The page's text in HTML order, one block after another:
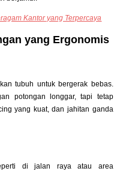
Kantor yang Terpercaya
yang Ergonomis
tubuh untuk bergerak bebas.
potongan longgar, tapi tetap
yang kuat, dan jahitan ganda
di jalan raya atau area